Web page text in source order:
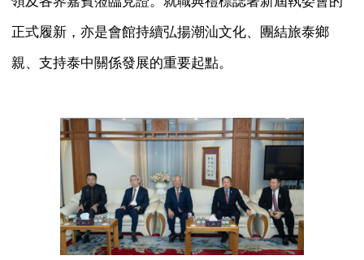
正式履新，亦是會館持續弘揚潮汕文化、團結旅泰鄉
親、支持泰中關係發展的重要起點。